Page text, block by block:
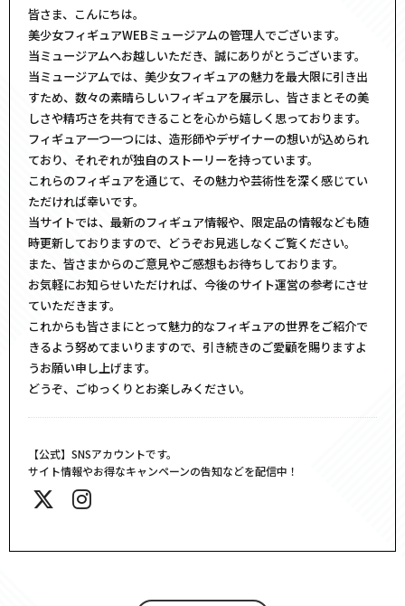
皆さま、こんにちは。
美少女フィギュアWEBミュージアムの管理人でございます。
当ミュージアムへお越しいただき、誠にありがとうございます。
当ミュージアムでは、美少女フィギュアの魅力を最大限に引き出
すため、数々の素晴らしいフィギュアを展示し、皆さまとその美
しさや精巧さを共有できることを心から嬉しく思っております。
フィギュア一つ一つには、造形師やデザイナーの想いが込められ
ており、それぞれが独自のストーリーを持っています。
これらのフィギュアを通じて、その魅力や芸術性を深く感じてい
ただければ幸いです。
当サイトでは、最新のフィギュア情報や、限定品の情報なども随
時更新しておりますので、どうぞお見逃しなくご覧ください。
また、皆さまからのご意見やご感想もお待ちしております。
お気軽にお知らせいただければ、今後のサイト運営の参考にさせ
ていただきます。
これからも皆さまにとって魅力的なフィギュアの世界をご紹介で
きるよう努めてまいりますので、引き続きのご愛顧を賜りますよ
うお願い申し上げます。
どうぞ、ごゆっくりとお楽しみください。
【公式】SNSアカウントです。
サイト情報やお得なキャンペーンの告知などを配信中！